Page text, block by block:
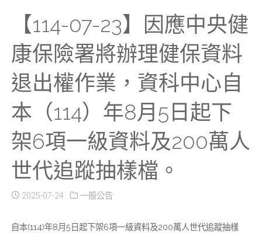
【114-07-23】因應中央健
康保險署將辦理健保資料
退出權作業，資科中心自
本（114）年8月5日起下
架6項一級資料及200萬人
世代追蹤抽樣檔。
2025-07-24 一般公告
自本(114)年8月5日起下架6項一級資料及200萬人世代追蹤抽樣